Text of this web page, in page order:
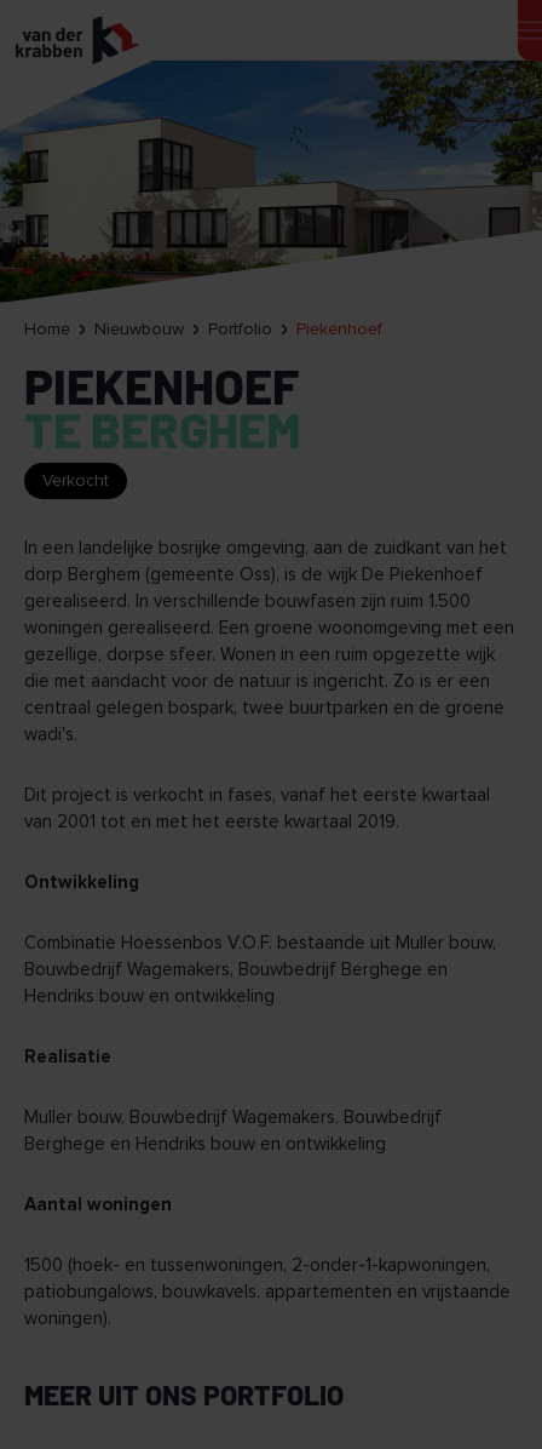
Home Nieuwbouw Portfolio Piekenhoef
PIEKENHOEF
TE BERGHEM
Verkocht
In een landelijke bosrijke omgeving, aan de zuidkant van het
dorp Berghem (gemeente Oss), is de wijk De Piekenhoef
gerealiseerd. In verschillende bouwfasen zijn ruim 1.500
woningen gerealiseerd. Een groene woonomgeving met een
gezellige, dorpse sfeer. Wonen in een ruim opgezette wijk
die met aandacht voor de natuur is ingericht. Zo is er een
centraal gelegen bospark, twee buurtparken en de groene
wadi's.
Dit project is verkocht in fases, vanaf het eerste kwartaal
van 2001 tot en met het eerste kwartaal 2019.
Ontwikkeling
Combinatie Hoessenbos V.O.F. bestaande uit Muller bouw,
Bouwbedrijf Wagemakers, Bouwbedrijf Berghege en
Hendriks bouw en ontwikkeling
Realisatie
Muller bouw, Bouwbedrijf Wagemakers, Bouwbedrijf
Berghege en Hendriks bouw en ontwikkeling
Aantal woningen
1500 (hoek- en tussenwoningen, 2-onder-1-kapwoningen,
patiobungalows, bouwkavels, appartementen en vrijstaande
woningen).
MEER UIT ONS PORTFOLIO